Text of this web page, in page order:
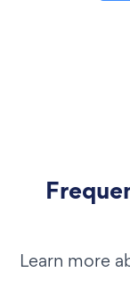
Learn more